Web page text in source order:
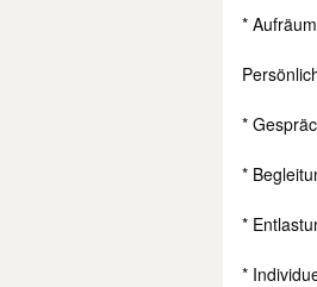
*
*
*
*
*